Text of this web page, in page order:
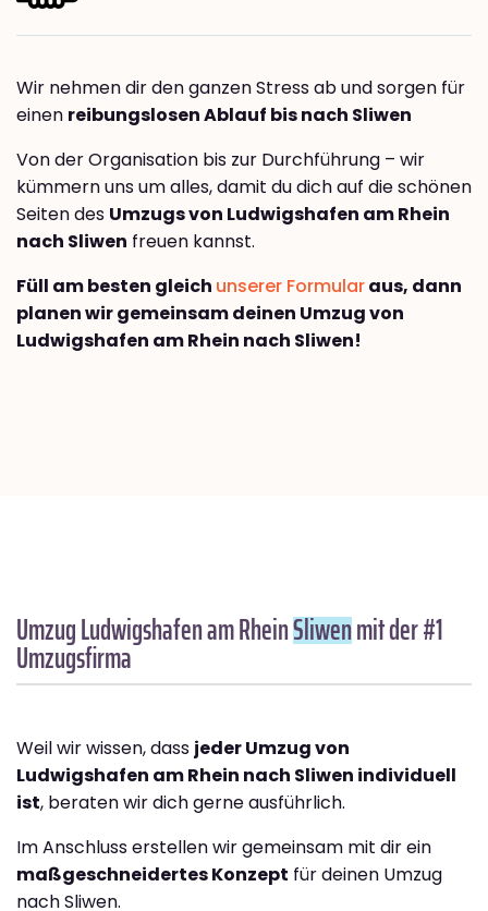
Wir nehmen dir den ganzen Stress ab und sorgen für
einen reibungslosen Ablauf bis nach Sliwen
Von der Organisation bis zur Durchführung – wir
kümmern uns um alles, damit du dich auf die schönen
Seiten des Umzugs von Ludwigshafen am Rhein
nach Sliwen freuen kannst.
Füll am besten gleich unserer Formularaus, dann
planen wir gemeinsam deinen Umzug von
Ludwigshafen am Rhein nach Sliwen!
Umzug Ludwigshafen am RheinSliwenmit der #1
Umzugsfirma
Weil wir wissen, dass jeder Umzug von
Ludwigshafen am Rhein nach Sliwen individuell
ist, beraten wir dich gerne ausführlich.
Im Anschluss erstellen wir gemeinsam mit dir ein
maßgeschneidertes Konzept für deinen Umzug
nach Sliwen.